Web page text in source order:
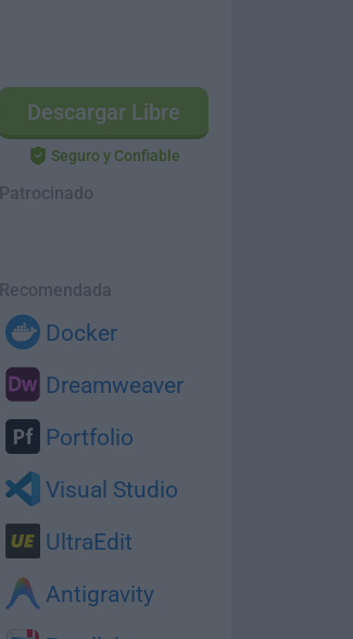
Descargar Libre
Seguro y Confiable
Patrocinado
Recomendada
Docker
Dreamweaver
Portfolio
Visual Studio
UltraEdit
Antigravity